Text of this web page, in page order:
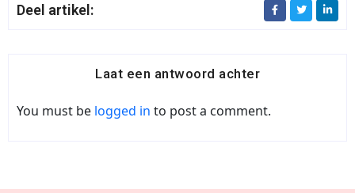
Deel artikel:
Laat een antwoord achter
You must be logged in to post a comment.